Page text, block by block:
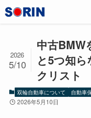
中古BMW
と5つ知
クリスト
2026
5/10
双輪自動車について 自動車
2026年5月10日